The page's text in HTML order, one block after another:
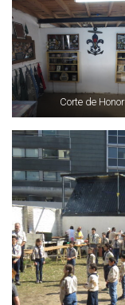
Corte de Honor